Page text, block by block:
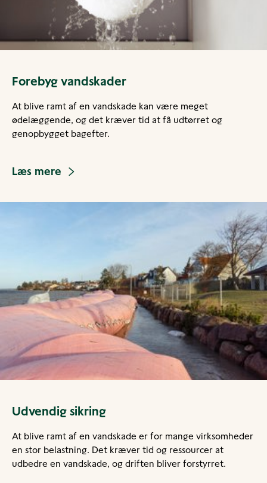
Forebyg vandskader
At blive ramt af en vandskade kan være meget
ødelæggende, og det kræver tid at få udtørret og
genopbygget bagefter.
Læs mere
Udvendig sikring
At blive ramt af en vandskade er for mange virksomheder
en stor belastning. Det kræver tid og ressourcer at
udbedre en vandskade, og driften bliver forstyrret.